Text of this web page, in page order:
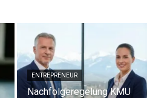
ENTREPRENEUR
Nachfolgeregelung KMU